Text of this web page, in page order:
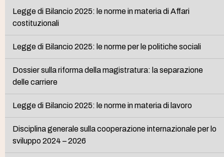
Legge di Bilancio 2025: le norme in materia di Affari
costituzionali
Legge di Bilancio 2025: le norme per le politiche sociali
Dossier sulla riforma della magistratura: la separazione
delle carriere
Legge di Bilancio 2025: le norme in materia di lavoro
Disciplina generale sulla cooperazione internazionale per lo
sviluppo 2024 – 2026